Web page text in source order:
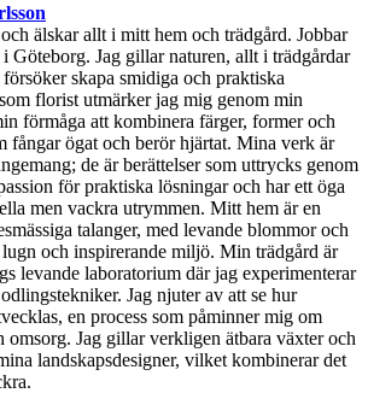
älskar allt i mitt hem och trädgård. Jobbar
Göteborg. Jag gillar naturen, allt i trädgårdar
skapa smidiga och praktiska
florist utmärker jag mig genom min
förmåga att kombinera färger, former och
fångar ögat och berör hjärtat. Mina verk är
de är berättelser som uttrycks genom
för praktiska lösningar och har ett öga
men vackra utrymmen. Mitt hem är en
talanger, med levande blommor och
och inspirerande miljö. Min trädgård är
levande laboratorium där jag experimenterar
Jag njuter av att se hur
en process som påminner mig om
omsorg. Jag gillar verkligen ätbara växter och
landskapsdesigner, vilket kombinerar det